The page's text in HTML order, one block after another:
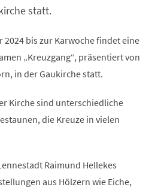
statt.
2024 bis zur Karwoche findet eine
„Kreuzgang“, präsentiert von
in der Gaukirche statt.
Kirche sind unterschiedliche
die Kreuze in vielen
Raimund Hellekes
aus Hölzern wie Eiche,